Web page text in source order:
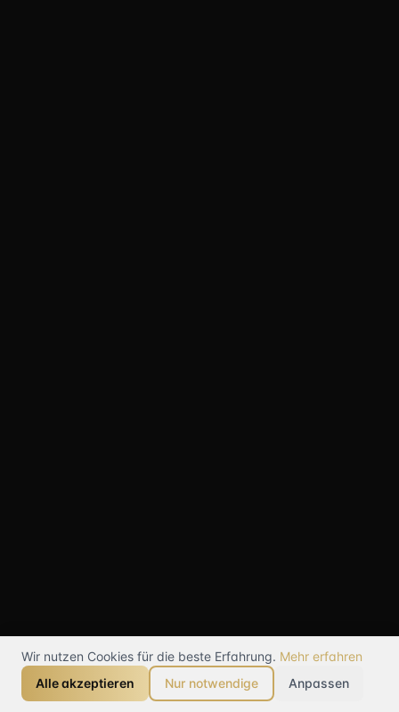
Wir nutzen Cookies für die beste Erfahrung. Mehr erfahren
Alle akzeptieren
Nur notwendige Anpassen